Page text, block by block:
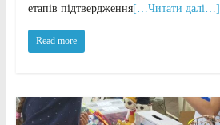
етапів підтвердження[…Читати далі…]
Read more